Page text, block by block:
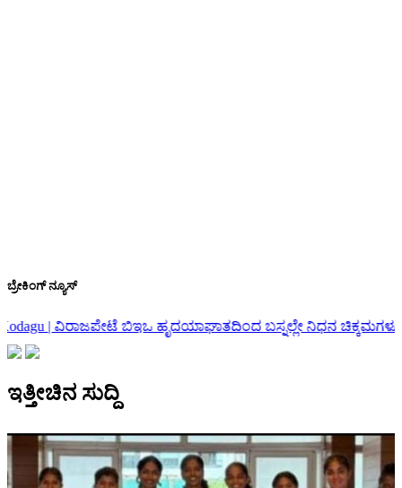
ಬ್ರೇಕಿಂಗ್ ನ್ಯೂಸ್
ಹೃದಯಾಘಾತದಿಂದ ಬಸ್ನಲ್ಲೇ ನಿಧನಚಿಕ್ಕಮಗಳೂರು | ಅಜ್ಜಂಪುರ ಬಳಿ
ಇತ್ತೀಚಿನ ಸುದ್ದಿ